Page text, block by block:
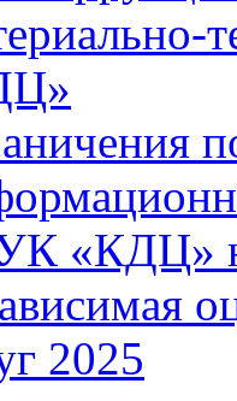
«КДЦ»
2025